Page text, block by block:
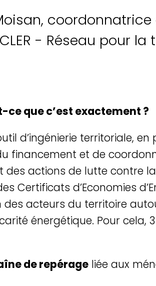
coordonnatrice
- Réseau pour la
ce que c’est exactement ?
d’ingénierie territoriale, en
financement et de
des actions de lutte contre
Certificats d’Economies
des acteurs du territoire
énergétique. Pour cela,
de repérageliée aux